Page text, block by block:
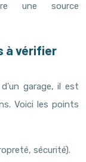
une source
à vérifier
garage, il est
Voici les points
sécurité).